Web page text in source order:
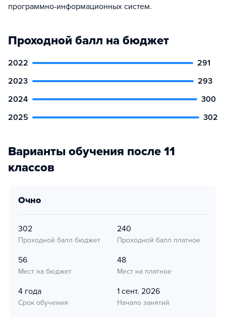
программно-информационных систем.
Проходной балл на бюджет
2022
291
2023
293
2024
300
2025
302
Варианты обучения после 11
классов
очно
302
Проходной балл бюджет
240
Проходной балл платное
56
Мест на бюджет
48
Мест на платное
4 года
Срок обучения
1 сент. 2026
Начало занятий